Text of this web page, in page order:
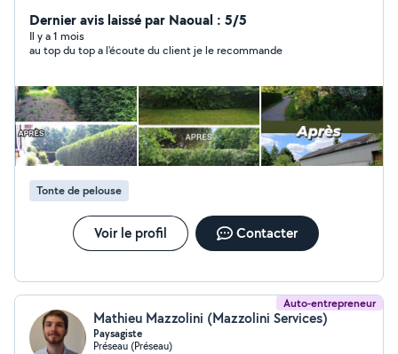
à mettre en œuvre mes compétences.
(Jardinage,plomberie,manutention,électricité et tout
autre service tant que je me sens capable de satisfaire
respecter avec petit cadeau offert à la prestation.
Hésiter pas à faire votre demande.
Dernier avis laissé par Naoual : 5/5
Il y a 1 mois
au top du top a l'écoute du client je le recommande
Tonte de pelouse
Voir le profil Contacter
Auto-entrepreneur
Mathieu Mazzolini (Mazzolini Services)
Paysagiste
Préseau (Préseau)